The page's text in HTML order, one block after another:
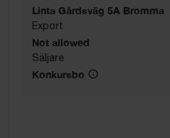
Linta Gårdsväg 5A Bromma
Export
Not allowed
Säljare
Konkursbo